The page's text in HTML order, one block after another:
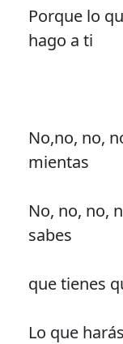
Porque lo
hago a ti
No,no, no,
mientas
No, no, no,
sabes
que tienes
Lo que